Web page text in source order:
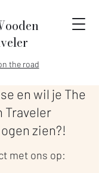
the road
en wil je The
Traveler
zien?!
met ons op: